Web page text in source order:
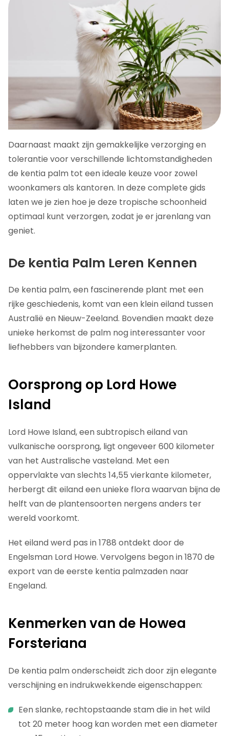
Daarnaast maakt zijn gemakkelijke verzorging en
tolerantie voor verschillende lichtomstandigheden
de kentia palm tot een ideale keuze voor zowel
woonkamers als kantoren. In deze complete gids
laten we je zien hoe je deze tropische schoonheid
optimaal kunt verzorgen, zodat je er jarenlang van
geniet.
De kentia Palm Leren Kennen
De kentia palm, een fascinerende plant met een
rijke geschiedenis, komt van een klein eiland tussen
Australië en Nieuw-Zeeland. Bovendien maakt deze
unieke herkomst de palm nog interessanter voor
liefhebbers van bijzondere kamerplanten.
Oorsprong op Lord Howe
Island
Lord Howe Island, een subtropisch eiland van
vulkanische oorsprong, ligt ongeveer 600 kilometer
van het Australische vasteland. Met een
oppervlakte van slechts 14,55 vierkante kilometer,
herbergt dit eiland een unieke flora waarvan bijna de
helft van de plantensoorten nergens anders ter
wereld voorkomt.
Het eiland werd pas in 1788 ontdekt door de
Engelsman Lord Howe. Vervolgens begon in 1870 de
export van de eerste kentia palmzaden naar
Engeland.
Kenmerken van de Howea
Forsteriana
De kentia palm onderscheidt zich door zijn elegante
verschijning en indrukwekkende eigenschappen:
Een slanke, rechtopstaande stam die in het wild
tot 20 meter hoog kan worden met een diameter